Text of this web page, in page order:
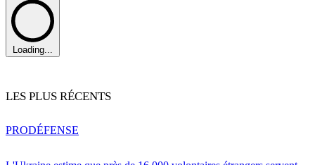
Loading...
LES PLUS RÉCENTS
PRODÉFENSE